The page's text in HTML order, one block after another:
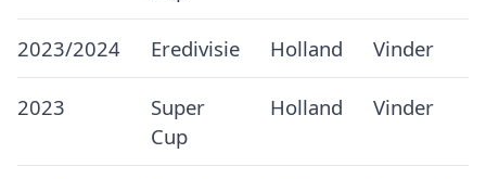
2023/2024 Eredivisie Holland Vinder
2023
Super
Cup
Holland Vinder